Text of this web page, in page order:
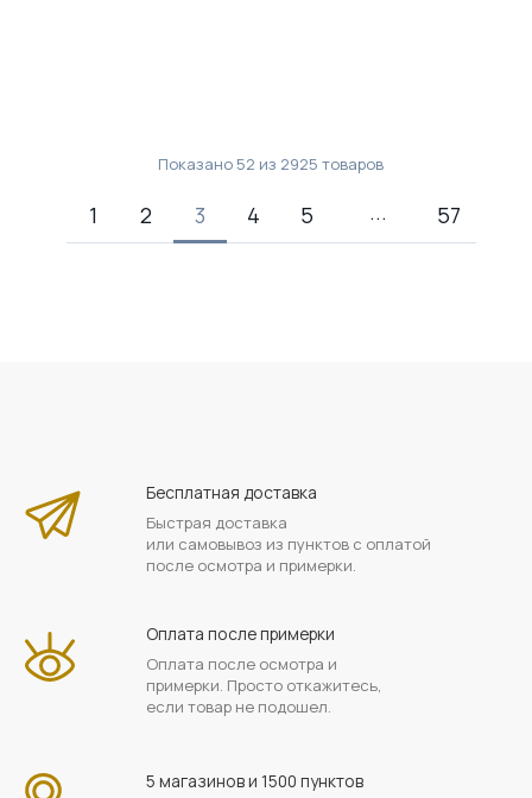
Показано 52 из 2925 товаров
1 2 3 4 5 57
Бесплатная доставка
Быстрая доставка
или самовывоз из пунктов с оплатой
после осмотра и примерки.
Оплата после примерки
Оплата после осмотра и
примерки. Просто откажитесь,
если товар не подошел.
5 магазинов и 1500 пунктов